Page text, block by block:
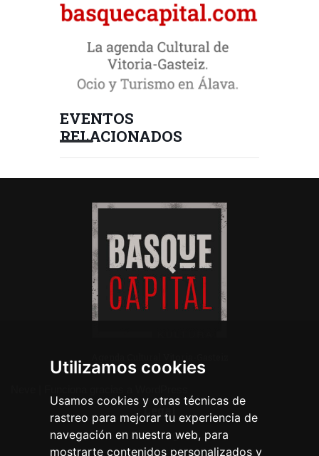
Utilizamos cookies
Usamos cookies y otras técnicas de
rastreo para mejorar tu experiencia de
navegación en nuestra web, para
mostrarte contenidos personalizados y
EVENTOS
RELACIONADOS
Legal
Aviso legal